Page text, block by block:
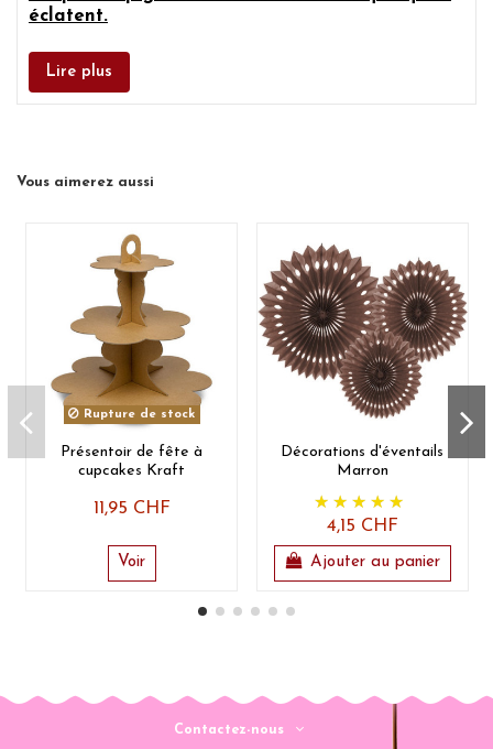
éclatent.
Lire plus
Vous aimerez aussi
Rupture de stock
Présentoir de fête à
cupcakes Kraft
11,95 CHF
Voir
Décorations d'éventails
Marron
4,15 CHF
Ajouter au panier
Contactez-nous